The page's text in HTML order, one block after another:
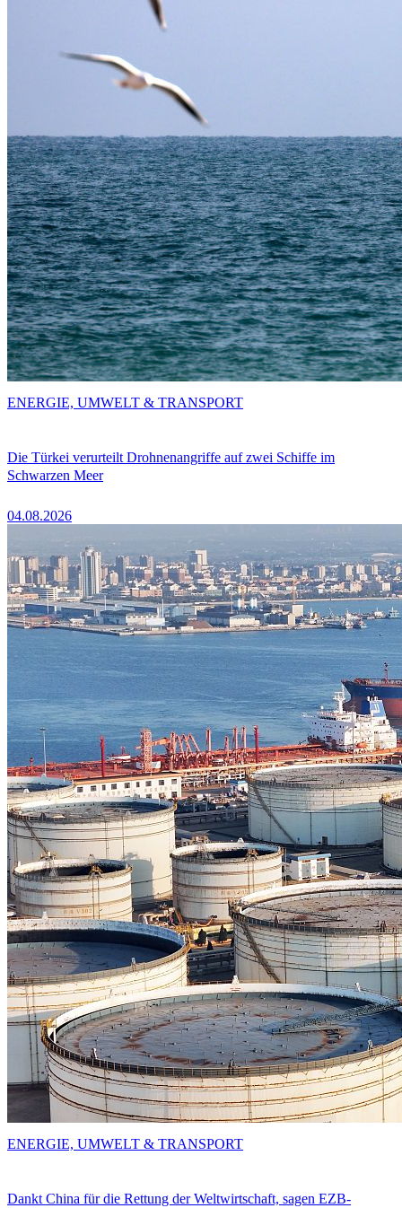
Die Türkei verurteilt Drohnenangriffe auf zwei Schiffe im
Schwarzen Meer
04.08.2026
ENERGIE, UMWELT & TRANSPORT
Dankt China für die Rettung der Weltwirtschaft, sagen EZB-
ENERGIE, UMWELT & TRANSPORT